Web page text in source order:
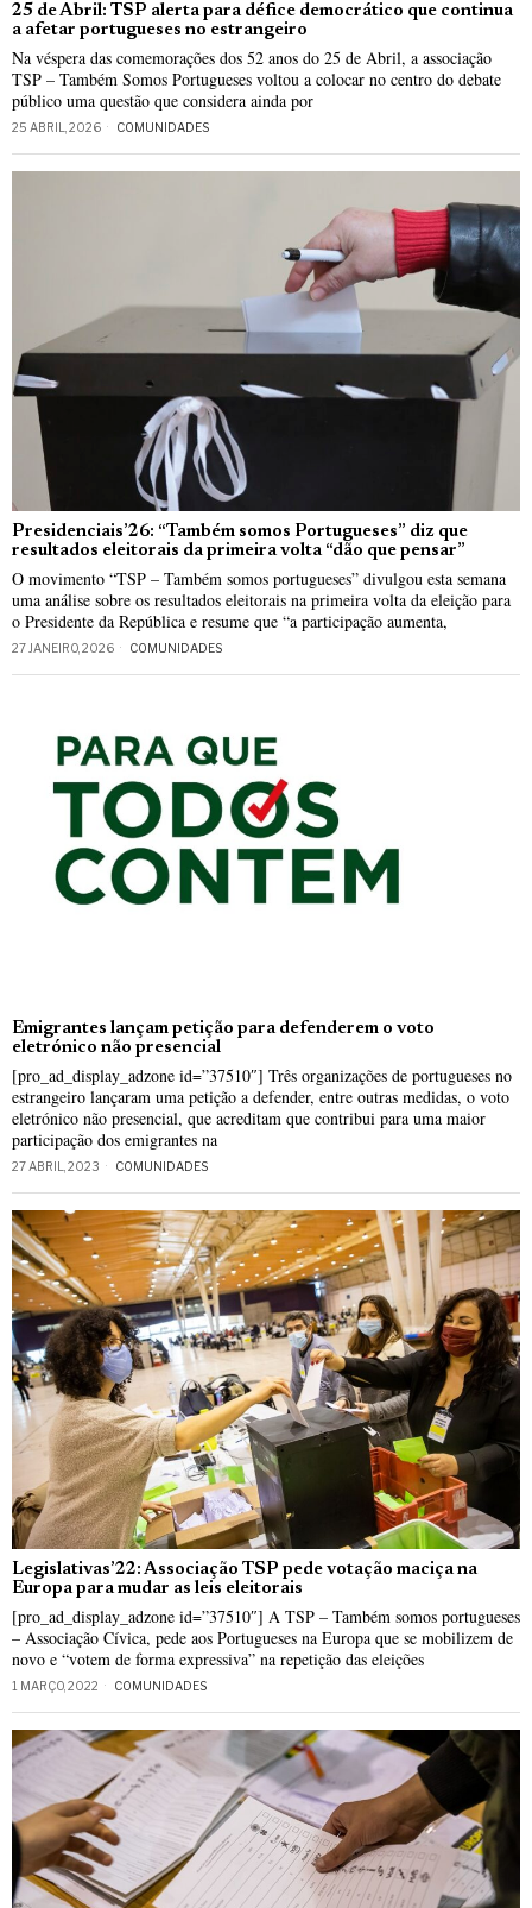
25 de Abril: TSP alerta para défice democrático que continua
a afetar portugueses no estrangeiro
Na véspera das comemorações dos 52 anos do 25 de Abril, a associação
TSP – Também Somos Portugueses voltou a colocar no centro do debate
público uma questão que considera ainda por
25 ABRIL, 2026 COMUNIDADES
Presidenciais’26: “Também somos Portugueses” diz que
resultados eleitorais da primeira volta “dão que pensar”
O movimento “TSP – Também somos portugueses” divulgou esta semana
uma análise sobre os resultados eleitorais na primeira volta da eleição para
o Presidente da República e resume que “a participação aumenta,
27 JANEIRO, 2026 COMUNIDADES
Emigrantes lançam petição para defenderem o voto
eletrónico não presencial
[pro_ad_display_adzone id=”37510″] Três organizações de portugueses no
estrangeiro lançaram uma petição a defender, entre outras medidas, o voto
eletrónico não presencial, que acreditam que contribui para uma maior
participação dos emigrantes na
27 ABRIL, 2023 COMUNIDADES
Legislativas’22: Associação TSP pede votação maciça na
Europa para mudar as leis eleitorais
[pro_ad_display_adzone id=”37510″] A TSP – Também somos portugueses
– Associação Cívica, pede aos Portugueses na Europa que se mobilizem de
novo e “votem de forma expressiva” na repetição das eleições
1 MARÇO, 2022 COMUNIDADES